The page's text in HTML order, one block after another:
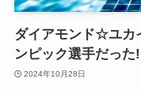
ダイアモンド☆ユカ
ンピック選手だった!
2024年10月28日